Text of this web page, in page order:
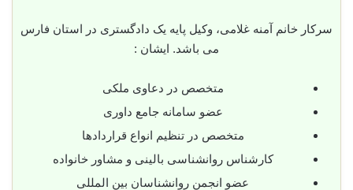
سرکار خانم آمنه غلامی، وکیل پایه یک دادگستری در استان فارس
می باشد. ایشان :
متخصص در دعاوی ملکی
عضو سامانه جامع داوری
متخصص در تنظیم انواع قراردادها
کارشناس روانشناسی بالینی و مشاور خانواده
عضو انجمن روانشناسان بین المللی